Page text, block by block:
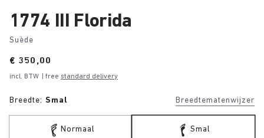
1774 III Florida
Suède
Price:
€ 350,00
incl. BTW | free standard delivery
Breedte: Smal Breedtematenwijzer
Normaal Smal